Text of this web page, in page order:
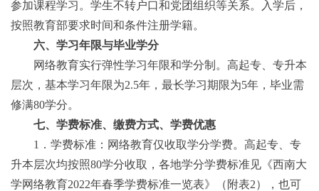
参加课程学习。学生不转户口和党团组织等关系。入学后，
按照教育部要求时间和条件注册学籍。
六、学习年限与毕业学分
网络教育实行弹性学习年限和学分制。高起专、专升本
层次，基本学习年限为2.5年，最长学习期限为5年，毕业需
修满80学分。
七、学费标准、缴费方式、 学费优惠
1 ．学费标准：网络教育仅收取学分学费。高起专、专
升本层次均按照80学分收取，各地学分学费标准见 《西南大
学网络教育2022年春季学费标准一览表》（附表2），也可